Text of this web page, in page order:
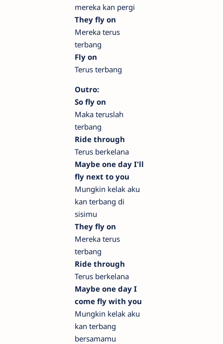
mereka kan pergi
They fly on
Mereka terus
terbang
Fly on
Terus terbang
Outro:
So fly on
Maka teruslah
terbang
Ride through
Terus berkelana
Maybe one day I'll
fly next to you
Mungkin kelak aku
kan terbang di
sisimu
They fly on
Mereka terus
terbang
Ride through
Terus berkelana
Maybe one day I
come fly with you
Mungkin kelak aku
kan terbang
bersamamu